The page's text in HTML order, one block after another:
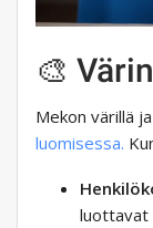
🎨
Mekon värillä ja
luomisessa.
luottavat